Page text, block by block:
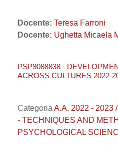
Docente: Teresa Farroni
Docente: Ughetta Micaela
PSP9088838 -
ACROSS CULTURES 2022-
Categoria A.A. 2022 - 2023
- TECHNIQUES AND
PSYCHOLOGICAL